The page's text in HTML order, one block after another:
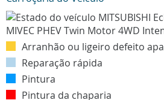
Arranhão ou ligeiro defeito
Reparação rápida
Pintura
Pintura da chaparia